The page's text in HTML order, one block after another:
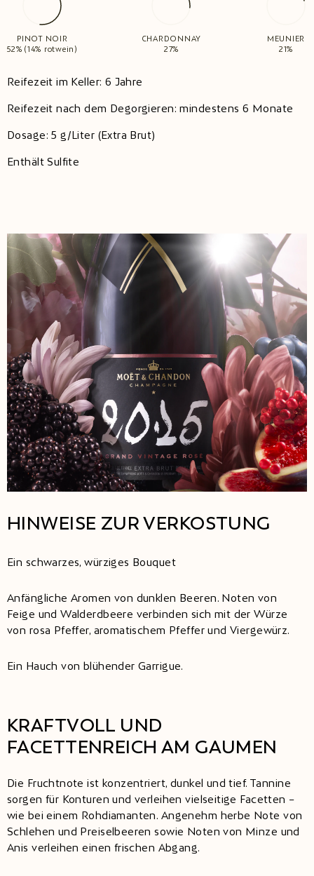
PINOT NOIR
52% (14% rotwein)
CHARDONNAY
27%
MEUNIER
21%
Reifezeit im Keller: 6 Jahre
Reifezeit nach dem Degorgieren: mindestens 6 Monate
Dosage: 5 g/Liter (Extra Brut)
Enthält Sulfite
HINWEISE ZUR VERKOSTUNG
Ein schwarzes, würziges Bouquet
Anfängliche Aromen von dunklen Beeren. Noten von
Feige und Walderdbeere verbinden sich mit der Würze
von rosa Pfeffer, aromatischem Pfeffer und Viergewürz.
Ein Hauch von blühender Garrigue.
KRAFTVOLL UND
FACETTENREICH AM GAUMEN
Die Fruchtnote ist konzentriert, dunkel und tief. Tannine
sorgen für Konturen und verleihen vielseitige Facetten –
wie bei einem Rohdiamanten. Angenehm herbe Note von
Schlehen und Preiselbeeren sowie Noten von Minze und
Anis verleihen einen frischen Abgang.